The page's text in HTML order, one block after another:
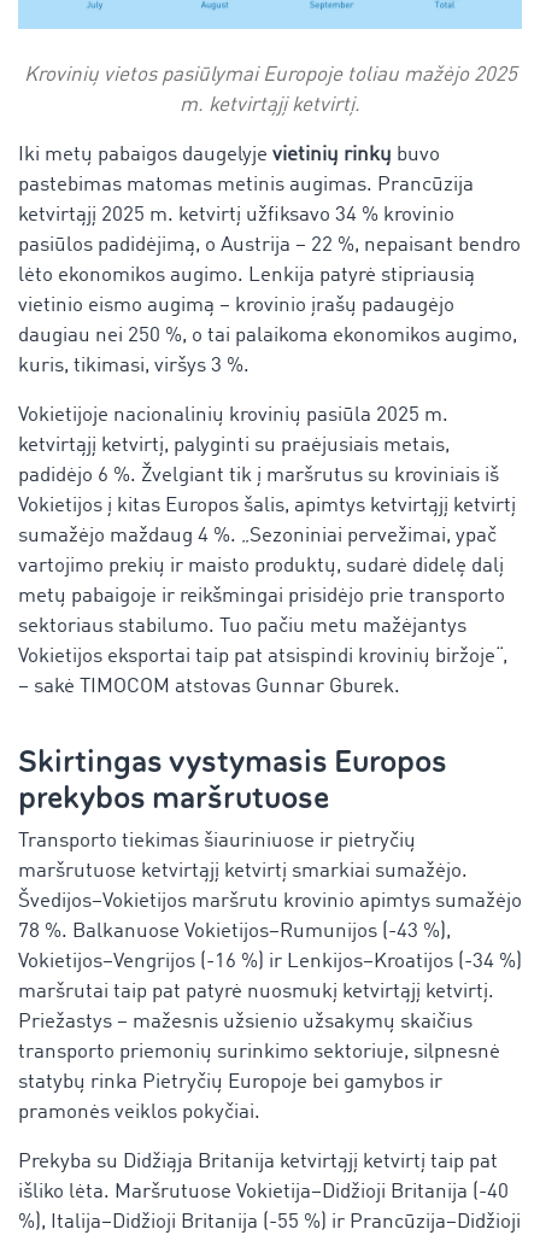
Krovinių vietos pasiūlymai Europoje toliau mažėjo 2025
m. ketvirtąjį ketvirtį.
Iki metų pabaigos daugelyje vietinių rinkų buvo
pastebimas matomas metinis augimas. Prancūzija
ketvirtąjį 2025 m. ketvirtį užfiksavo 34 % krovinio
pasiūlos padidėjimą, o Austrija – 22 %, nepaisant bendro
lėto ekonomikos augimo. Lenkija patyrė stipriausią
vietinio eismo augimą – krovinio įrašų padaugėjo
daugiau nei 250 %, o tai palaikoma ekonomikos augimo,
kuris, tikimasi, viršys 3 %.
Vokietijoje nacionalinių krovinių pasiūla 2025 m.
ketvirtąjį ketvirtį, palyginti su praėjusiais metais,
padidėjo 6 %. Žvelgiant tik į maršrutus su kroviniais iš
Vokietijos į kitas Europos šalis, apimtys ketvirtąjį ketvirtį
sumažėjo maždaug 4 %. „Sezoniniai pervežimai, ypač
vartojimo prekių ir maisto produktų, sudarė didelę dalį
metų pabaigoje ir reikšmingai prisidėjo prie transporto
sektoriaus stabilumo. Tuo pačiu metu mažėjantys
Vokietijos eksportai taip pat atsispindi krovinių biržoje“,
– sakė TIMOCOM atstovas Gunnar Gburek.
Skirtingas vystymasis Europos
prekybos maršrutuose
Transporto tiekimas šiauriniuose ir pietryčių
maršrutuose ketvirtąjį ketvirtį smarkiai sumažėjo.
Švedijos–Vokietijos maršrutu krovinio apimtys sumažėjo
78 %. Balkanuose Vokietijos–Rumunijos (-43 %),
Vokietijos–Vengrijos (-16 %) ir Lenkijos–Kroatijos (-34 %)
maršrutai taip pat patyrė nuosmukį ketvirtąjį ketvirtį.
Priežastys – mažesnis užsienio užsakymų skaičius
transporto priemonių surinkimo sektoriuje, silpnesnė
statybų rinka Pietryčių Europoje bei gamybos ir
pramonės veiklos pokyčiai.
Prekyba su Didžiąja Britanija ketvirtąjį ketvirtį taip pat
išliko lėta. Maršrutuose Vokietija–Didžioji Britanija (-40
%), Italija–Didžioji Britanija (-55 %) ir Prancūzija–Didžioji